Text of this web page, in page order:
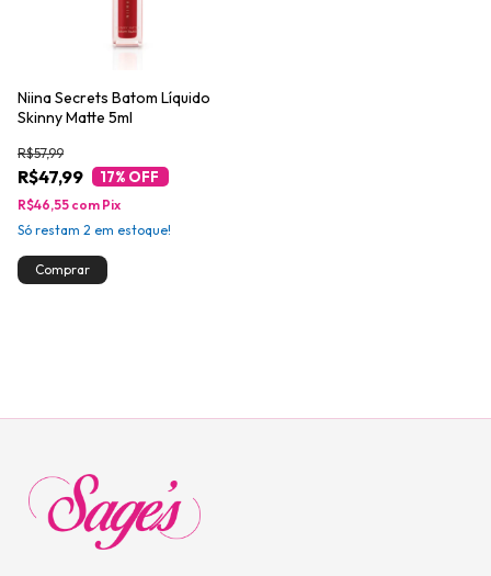
Niina Secrets Batom Líquido
Skinny Matte 5ml
R$47,99
R$57,99
17% OFF
R$46,55 com Pix
Só restam 2 em estoque!
Comprar